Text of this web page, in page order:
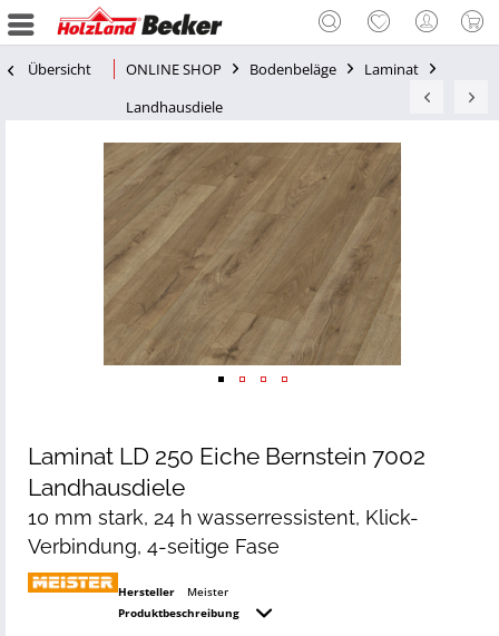
Übersicht ONLINE SHOP Bodenbeläge
Laminat
Landhausdiele
Laminat LD 250 Eiche Bernstein 7002
Landhausdiele
10 mm stark, 24 h wasserressistent, Klick-
Verbindung, 4-seitige Fase
Hersteller
Meister
Produktbeschreibung